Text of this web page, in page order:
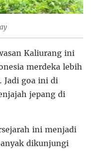
Kaliurang ini
merdeka lebih
Jadi goa ini di
jepang di
ini menjadi
dikunjungi